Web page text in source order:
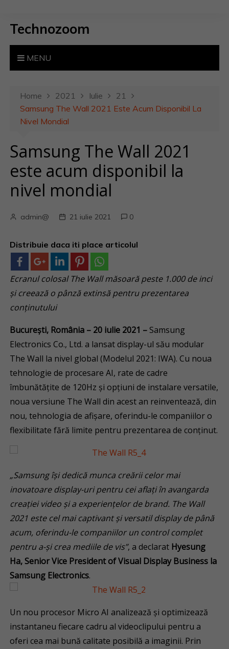
Technozoom
MENU
Home 2021 Iulie
21
Samsung The Wall 2021 Este Acum Disponibil La
Nivel Mondial
Samsung The Wall 2021
este acum disponibil la
nivel mondial
admin@ 21 iulie 2021 0
Distribuie daca iti place articolul
Ecranul colosal The Wall măsoară peste 1.000 de inci
și creează o pânză extinsă pentru prezentarea
conținutului
București, România – 20 iulie 2021 – Samsung
Electronics Co., Ltd. a lansat display-ul său modular
The Wall la nivel global (Modelul 2021: IWA). Cu noua
tehnologie de procesare AI, rate de cadre
îmbunătățite de 120Hz și opțiuni de instalare versatile,
noua versiune The Wall din acest an reinventează, din
nou, tehnologia de afișare, oferindu-le companiilor o
flexibilitate fără limite pentru prezentarea de conținut.
„Samsung își dedică munca creării celor mai
inovatoare display-uri pentru cei aflați în avangarda
creației video și a experiențelor de brand. The Wall
2021 este cel mai captivant și versatil display de până
acum, oferindu-le companiilor un control complet
pentru a-și crea mediile de vis”, a declarat Hyesung
Ha, Senior Vice President of Visual Display Business la
Samsung Electronics.
Un nou procesor Micro AI analizează și optimizează
instantaneu fiecare cadru al videoclipului pentru a
oferi cea mai bună calitate posibilă a imaginii. Prin